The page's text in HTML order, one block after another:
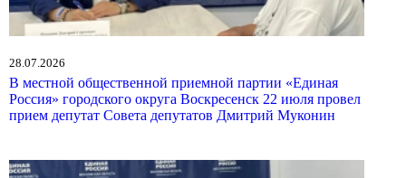
28.07.2026
В местной общественной приемной партии «Единая
Россия» городского округа Воскресенск 22 июля провел
прием депутат Совета депутатов Дмитрий Муконин